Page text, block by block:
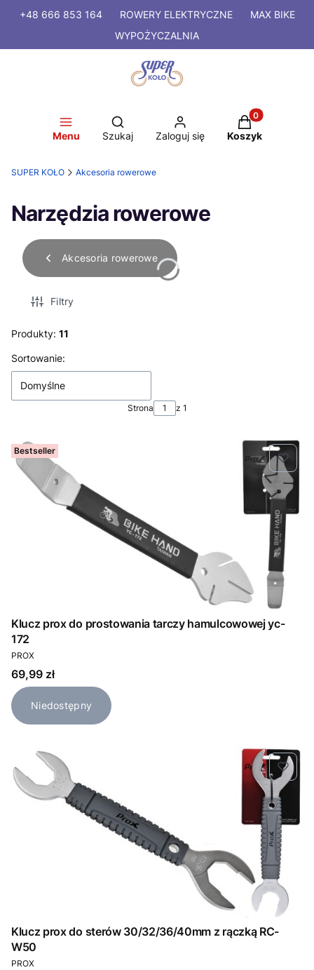
+48 666 853 164 ROWERYELEKTRYCZNE
MAX BIKE
WYPOŻYCZALNIA
Menu
Otwórz wyszukiwarkę
Szukaj Zaloguj się
Produkty w
Koszyk
SUPER KOŁO Akcesoria rowerowe
Narzędzia rowerowe
Akcesoria rowerowe
Filtry
Produkty: 11
Lista produktów
Sortowanie:
Domyślne
Strona z 1
Bestseller
Klucz prox do prostowania tarczy hamulcowowej yc-
172
PRODUCENT
PROX
Cena
69,99 zł
Niedostępny
Klucz prox do sterów 30/32/36/40mm z rączką RC-
W50
PRODUCENT
PROX